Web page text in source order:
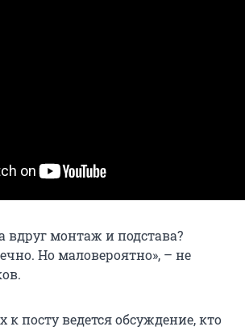
вдруг монтаж и подстава?
Но маловероятно», – не
посту ведется обсуждение, кто